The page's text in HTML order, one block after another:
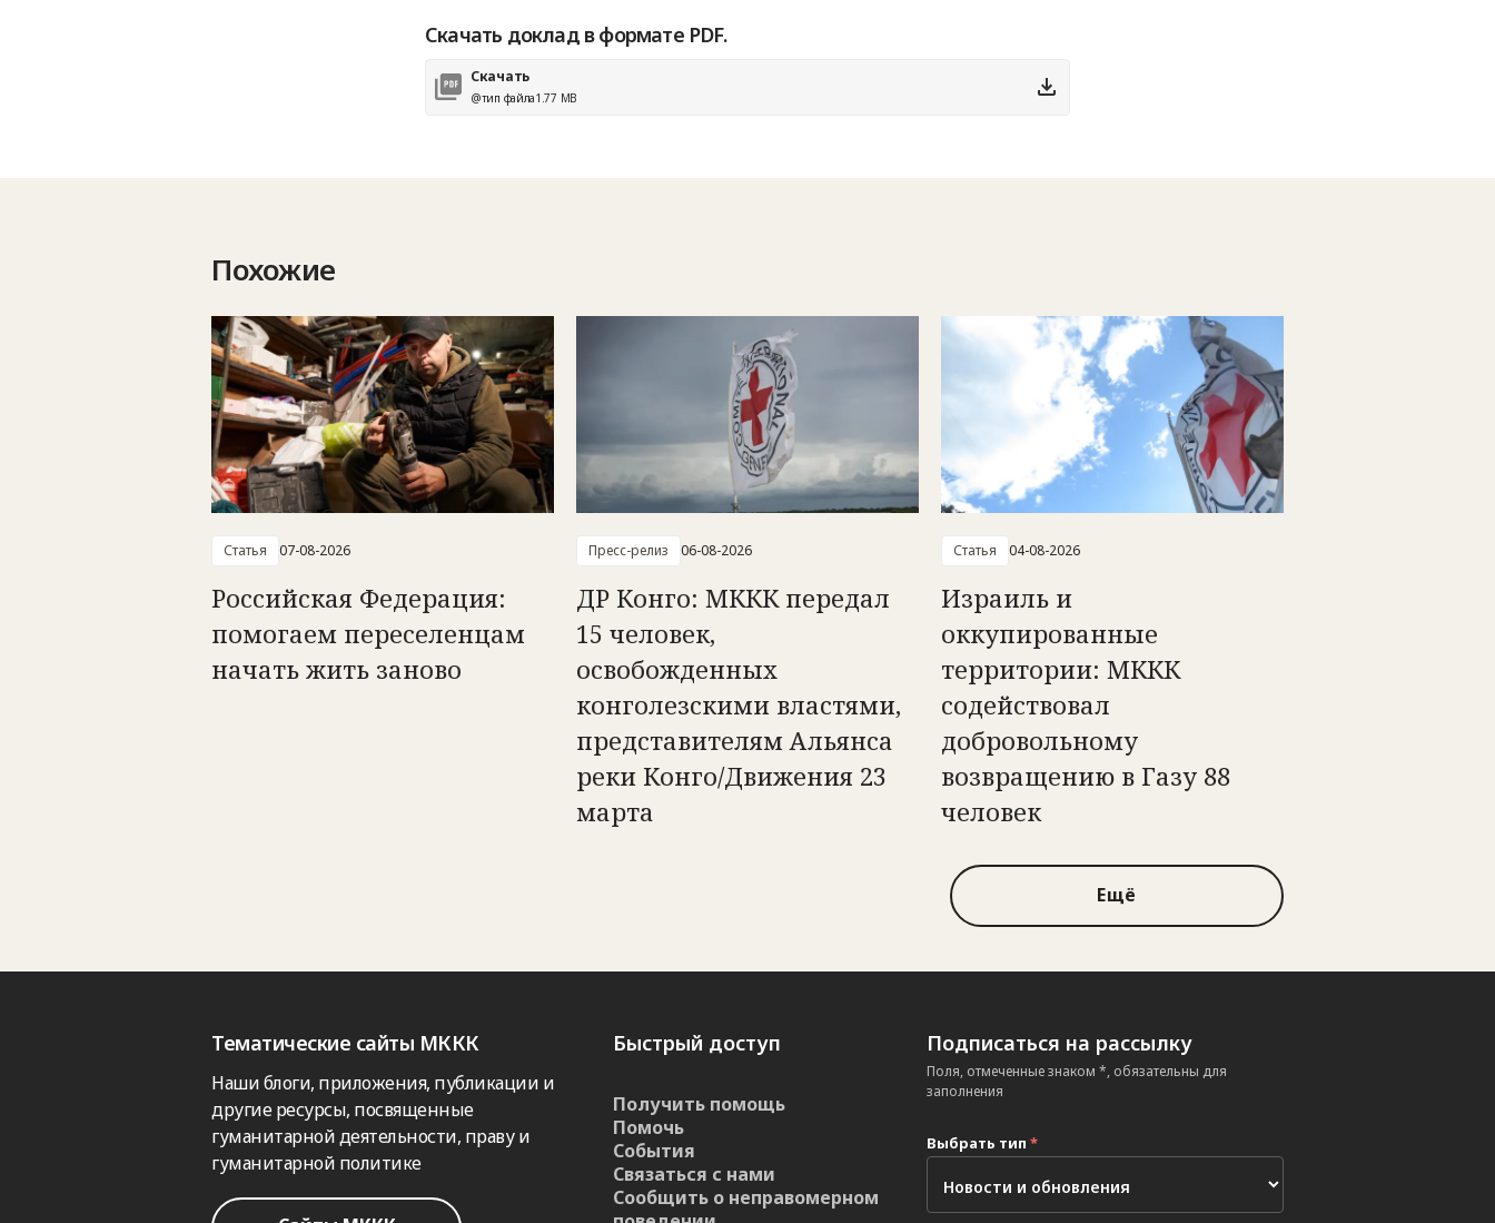
Скачать доклад в формате PDF.
Скачать
@тип файла1.77 MB
Похожие
Статья 07-08-2026
Российская Федерация:
помогаем переселенцам
начать жить заново
Пресс-релиз 06-08-2026
ДР Конго: МККК передал
15 человек,
освобожденных
конголезскими властями,
представителям Альянса
реки Конго/Движения 23
марта
Статья 04-08-2026
Израиль и
оккупированные
территории: МККК
содействовал
добровольному
возвращению в Газу 88
человек
Ещё
Тематические сайты МККК
Наши блоги, приложения, публикации и
другие ресурсы, посвященные
гуманитарной деятельности, праву и
гуманитарной политике
Быстрый доступ
Получить помощь
Помочь
События
Связаться с нами
Сообщить о неправомерном
Подписаться на рассылку
Поля, отмеченные знаком *, обязательны для
заполнения
Выбрать тип *